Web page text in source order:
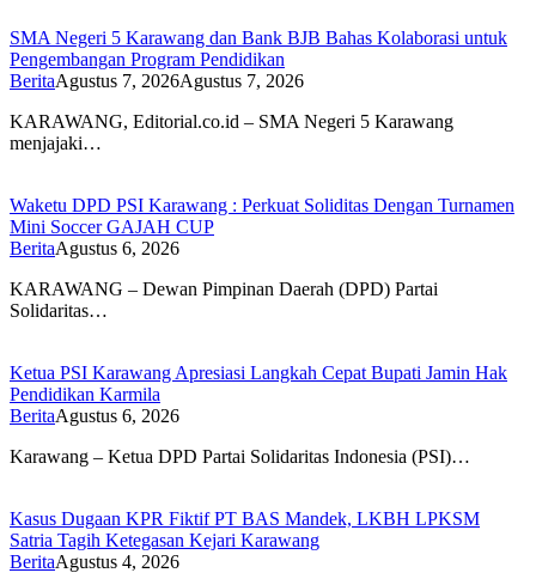
SMA Negeri 5 Karawang dan Bank BJB Bahas Kolaborasi untuk
Pengembangan Program Pendidikan
BeritaAgustus 7, 2026Agustus 7, 2026
KARAWANG, Editorial.co.id – SMA Negeri 5 Karawang
menjajaki…
Waketu DPD PSI Karawang : Perkuat Soliditas Dengan Turnamen
Mini Soccer GAJAH CUP
BeritaAgustus 6, 2026
KARAWANG – Dewan Pimpinan Daerah (DPD) Partai
Solidaritas…
Ketua PSI Karawang Apresiasi Langkah Cepat Bupati Jamin Hak
Pendidikan Karmila
BeritaAgustus 6, 2026
Karawang – Ketua DPD Partai Solidaritas Indonesia (PSI)…
Kasus Dugaan KPR Fiktif PT BAS Mandek, LKBH LPKSM
Satria Tagih Ketegasan Kejari Karawang
BeritaAgustus 4, 2026